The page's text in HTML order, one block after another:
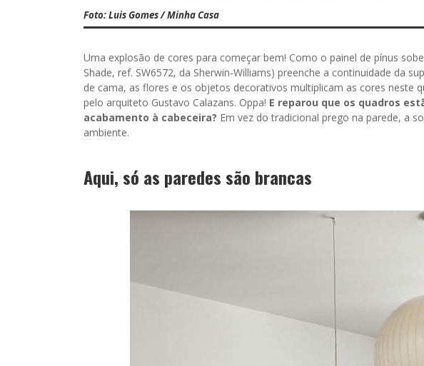
Foto: Luis Gomes / Minha Casa
Uma explosão de cores para começar bem! Como o painel de pínus
Shade, ref. SW6572, da Sherwin-Williams) preenche a continuidade da
de cama, as flores e os objetos decorativos multiplicam as cores neste
pelo arquiteto Gustavo Calazans. Oppa! E reparou que os quadros
acabamento à cabeceira? Em vez do tradicional prego na parede, a
ambiente.
Aqui, só as paredes são brancas